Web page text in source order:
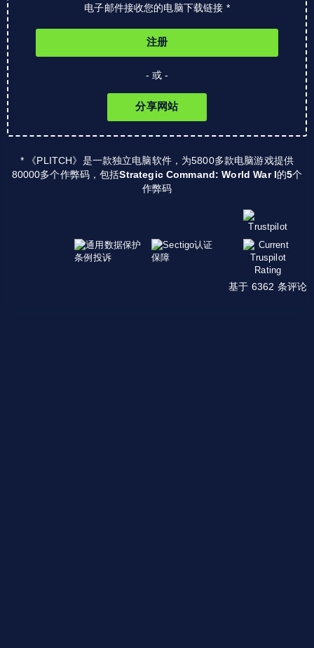
电子邮件接收您的电脑下载链接 *
注册
- 或 -
分享网站
* 《PLITCH》是一款独立电脑软件，为5800多款电脑游戏提供
80000多个作弊码，包括Strategic Command: World War I的5个
作弊码
基于 6362 条评论